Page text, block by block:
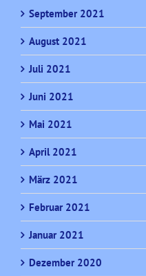
September 2021
August 2021
Juli 2021
Juni 2021
Mai 2021
April 2021
März 2021
Februar 2021
Januar 2021
Dezember 2020